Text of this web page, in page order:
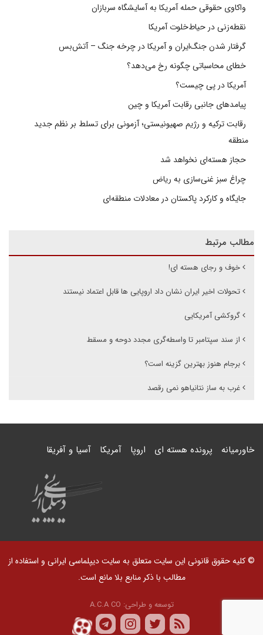
واکاوی حقوقی حمله آمریکا به آسایشگاه سربازان
نقطه‌زنی در حیاط‌خلوت آمریکا
گرفتار شدن جنگ‌ایران و آمریکا در چرخه جنگ – آتش‌بس
خطای محاسباتی چگونه رخ می‌دهد؟
آمریکا در پی چیست؟
پیامدهای جانبی رقابت آمریکا و چین
رقابت ترکیه و رژیم صهیونیستی؛ آزمونی برای تسلط بر نظم جدید
منطقه
حجاز هسته‌ای نخواهد شد
چراغ سبز غنی‌سازی به ریاض
جایگاه و کارکرد پاکستان در معادلات منطقه‌ای
مطالب مرتبط
خوف و رجای هسته ای!
تحولات اخیر ایران نشان داد اروپایی ها قابل اعتماد نیستند
گروکشی آمریکایی
از سند سپتامبر تا واسطه‌گری مجدد دوحه و مسقط
برجام هنوز بهترین گزینه است؟
غرب به ساز نتانیاهو نمی رقصد
خاورمیانه پرونده هسته ای اروپا آمریکا آسیا و آفریقا
© کلیه حقوق قانونی این سایت متعلق به سایت دیپلماسی ایرانی و استفاده از
مطالب با ذکر منابع بلا مانع است.
توسعه و طراحی: A.C.A CO